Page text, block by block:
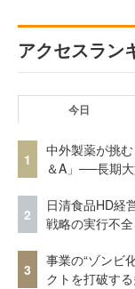
アクセスラン
今日
1
中外製薬が挑
＆A」──長期
2
日清食品HD経
戦略の実行不
3
事業の“ゾンビ
クトを打破す